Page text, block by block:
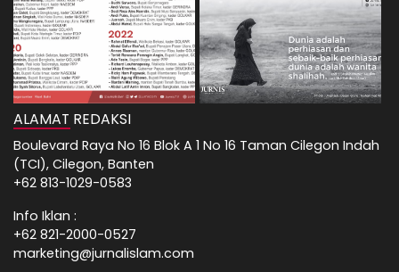
ALAMAT REDAKSI
Boulevard Raya No 16 Blok A 1 No 16 Taman Cilegon Indah
(TCI), Cilegon, Banten
+62 813-1029-0583
Info Iklan :
+62 821-2000-0527
marketing@jurnalislam.com